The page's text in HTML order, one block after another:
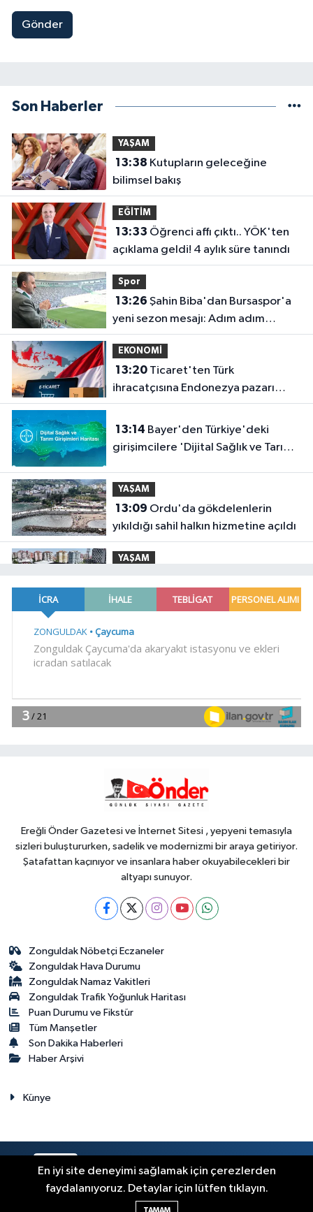
Gönder
Son Haberler
YAŞAM
13:38
bilimsel bakış
EĞİTİM
13:33
açıklama geldi! 4 aylık süre tanındı
Spor
13:26
yeni sezon mesajı: Adım adım
şampiyonluğa
EKONOMİ
13:20Ticaret'ten Türk
ihracatçısına Endonezya pazarı
rehberi
13:14
girişimcilere 'Dijital Sağlık ve Tarım
YAŞAM
13:09
yıkıldığı sahil halkın hizmetine açıldı
YAŞAM
şubelerini yaygınlaştırıyor
12:57RESMİ GAZETEDE
12:38
yenileniyor, hem genişliyor
Ereğli Önder Gazetesi ve İnternet Sitesi , yepyeni temasıyla
sizleri buluştururken, sadelik ve modernizmi bir araya getiriyor.
Şatafattan kaçınıyor ve insanlara haber okuyabilecekleri bir
altyapı sunuyor.
Zonguldak Nöbetçi Eczaneler
Zonguldak Hava Durumu
Zonguldak Namaz Vakitleri
Zonguldak Trafik Yoğunluk Haritası
Puan Durumu ve Fikstür
Tüm Manşetler
Son Dakika Haberleri
Haber Arşivi
Künye
RSS Copyright © 2023. Her hakkı saklıdır.
Haber Yazılımı:
En iyi site deneyimi sağlamak için çerezlerden
faydalanıyoruz. Detaylar için lütfen tıklayın.
TAMAM